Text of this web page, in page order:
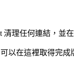
清理任何連結，並
以在這裡取得完成